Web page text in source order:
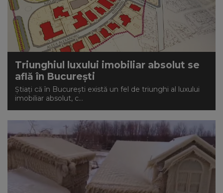
RADIO ACADEMY
NEWS
CONTUL MEU
Triunghiul luxului imobiliar absolut se
află în București
Știați că în București există un fel de triunghi al luxului
imobiliar absolut, c...